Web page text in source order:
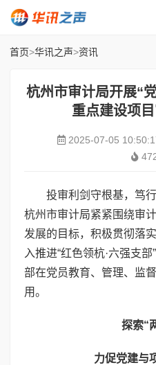
首页>华讯之声>资讯
杭州市审计局开展“
重点建设项
2025-07-05
投审利剑守根基，笃
杭州市审计局紧紧围绕审
发展的目标，积极贯彻落
入推进“红色领杭·六强支
部在党员教育、管理、监
用。
探索“
力促党建与